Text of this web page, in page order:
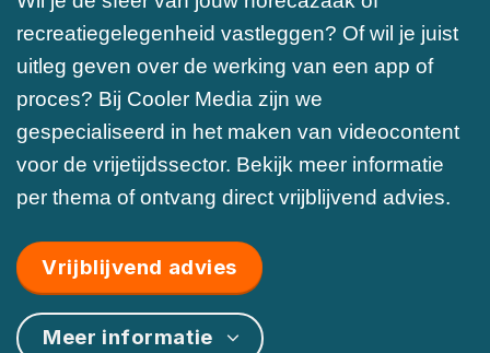
recreatiegelegenheid vastleggen? Of wil je juist
uitleg geven over de werking van een app of
proces? Bij Cooler Media zijn we
gespecialiseerd in het maken van videocontent
voor de vrijetijdssector. Bekijk meer informatie
per thema of ontvang direct vrijblijvend advies.
Vrijblijvend advies
Meer informatie